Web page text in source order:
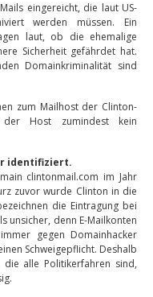
eingereicht, die laut US-
werden müssen. Ein
laut, ob die ehemalige
Sicherheit gefährdet hat.
Domainkriminalität sind
zum Mailhost der Clinton-
Host zumindest kein
identifiziert.
clintonmail.com im Jahr
zuvor wurde Clinton in die
die Eintragung bei
unsicher, denn E-Mailkonten
gegen Domainhacker
Schweigepflicht. Deshalb
alle Politikerfahren sind,